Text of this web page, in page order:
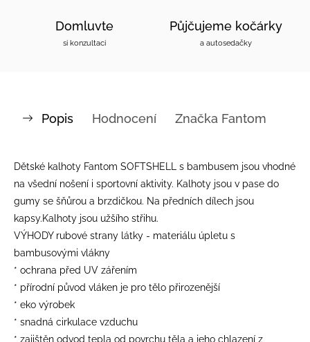
Domluvte
si konzultaci
Půjčujeme kočárky
a autosedačky
Popis Hodnocení Značka Fantom
Dětské kalhoty Fantom SOFTSHELL s bambusem jsou vhodné
na všední nošení i sportovní aktivity. Kalhoty jsou v pase do
gumy se šňůrou a brzdičkou. Na předních dílech jsou
kapsy.Kalhoty jsou užšího střihu.
VÝHODY rubové strany látky - materiálu úpletu s
bambusovými vlákny
* ochrana před UV zářením
* přírodní původ vláken je pro tělo přirozenější
* eko výrobek
* snadná cirkulace vzduchu
* zajištěn odvod tepla od povrchu těla a jeho chlazení z